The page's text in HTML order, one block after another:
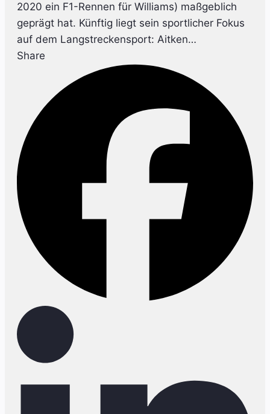
2020 ein F1-Rennen für Williams) maßgeblich
geprägt hat. Künftig liegt sein sportlicher Fokus
auf dem Langstreckensport: Aitken…
Share